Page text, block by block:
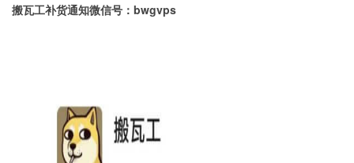
搬瓦工补货通知微信号：bwgvps